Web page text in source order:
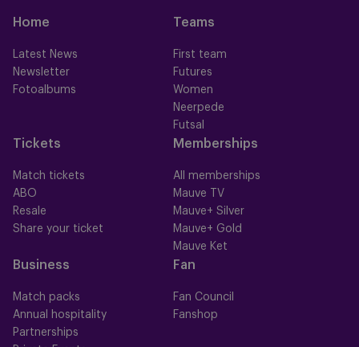
Home
Latest News
Newsletter
Fotoalbums
Teams
First team
Futures
Women
Neerpede
Futsal
Tickets
Match tickets
ABO
Resale
Share your ticket
Memberships
All memberships
Mauve TV
Mauve+ Silver
Mauve+ Gold
Mauve Ket
Business
Match packs
Annual hospitality
Partnerships
Fan
Fan Council
Fanshop